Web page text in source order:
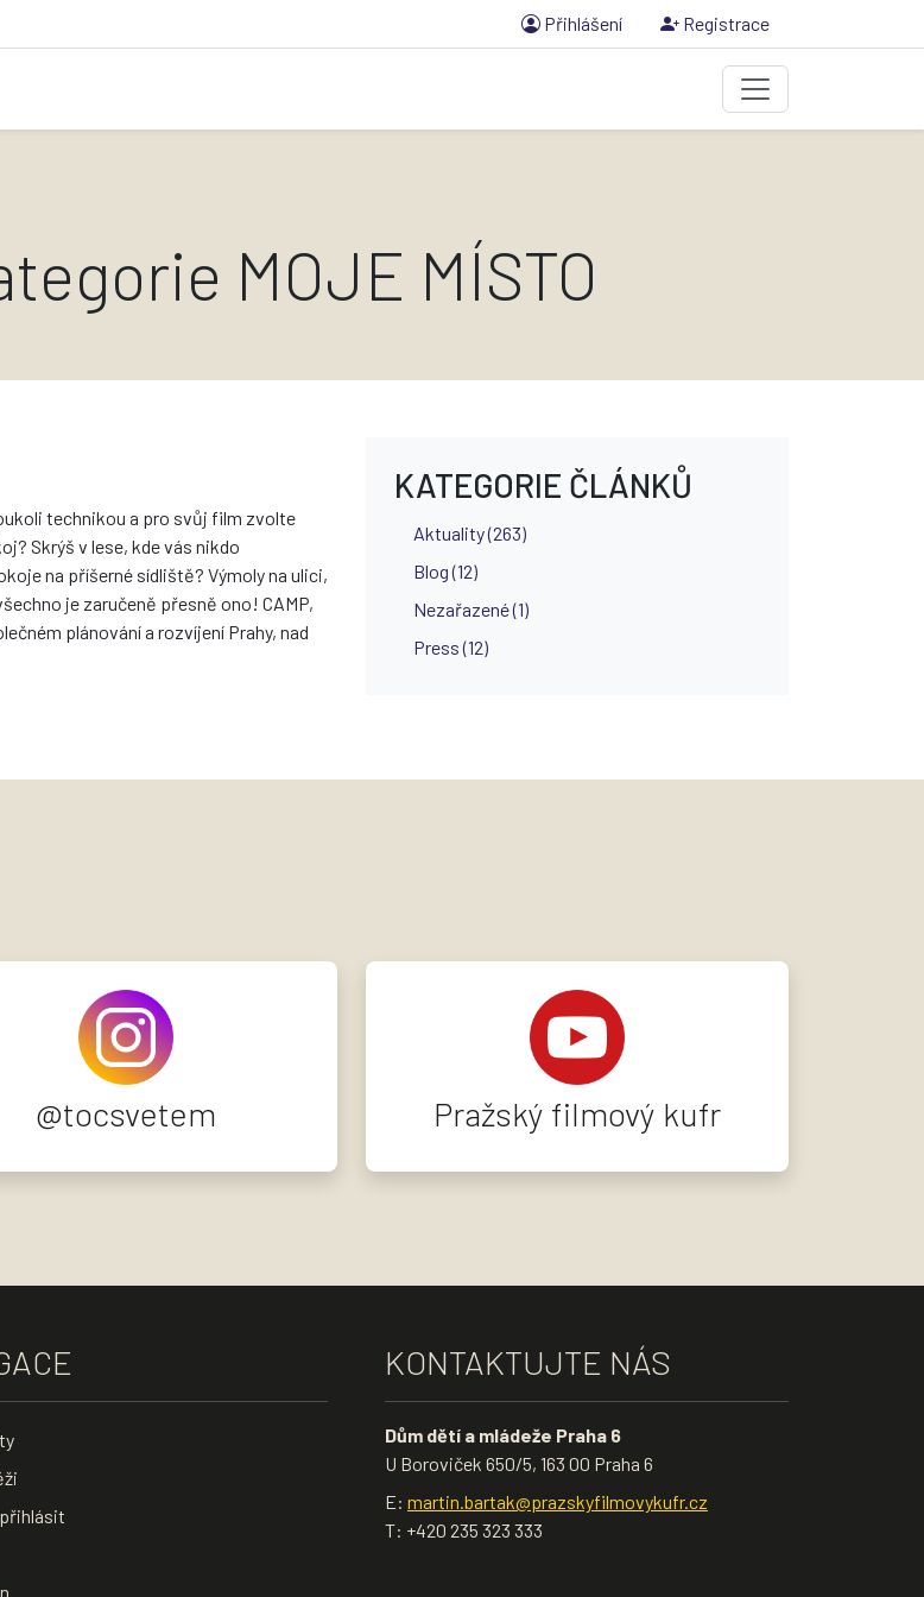
Přihlášení Registrace
MOJE MÍSTO
technikou a pro svůj film zvolte
Skrýš v lese, kde vás nikdo
na příšerné sídliště? Výmoly na ulici,
je zaručeně přesně ono! CAMP,
plánování a rozvíjení Prahy, nad
KATEGORIE ČLÁNKŮ
Aktuality (263)
Blog (12)
Nezařazené (1)
Press (12)
@tocsvetem Pražský filmový kufr
KONTAKTUJTE NÁS
Dům dětí a mládeže Praha 6
U Boroviček 650/5, 163 00 Praha 6
E: martin.bartak@prazskyfilmovykufr.cz
T: +420 235 323 333